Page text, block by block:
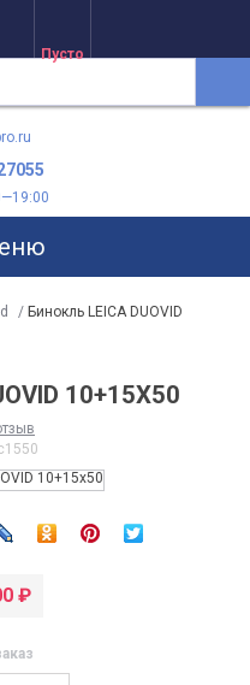
Пусто
/ Бинокль LEICA DUOVID
10+15X50
₽